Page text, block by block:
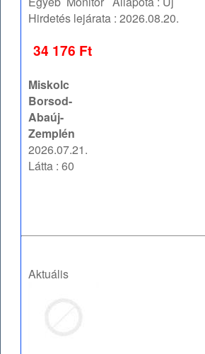
Hirdetés lejárata :2026.08.20.
34 176 Ft
Miskolc
Borsod-
Abaúj-
Zemplén
2026.07.21.
Látta : 60
Aktuális